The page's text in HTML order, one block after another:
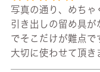
写真の通り、めちゃ
引き出しの留め具が
でそこだけが難点で
大切に使わせて頂き